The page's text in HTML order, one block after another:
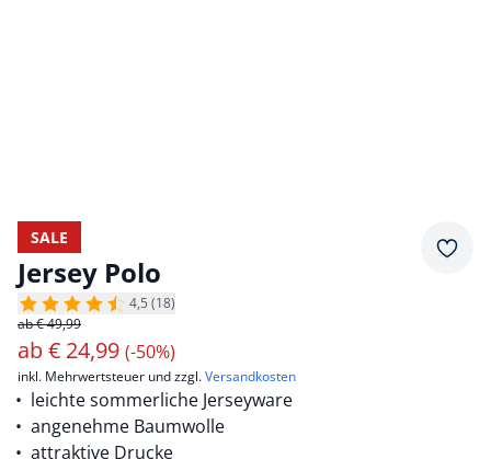
SALE
Jersey Polo
4,5 (18)
ab € 49,99
ab€ 24,99 (-50%)
inkl. Mehrwertsteuer und zzgl.Versandkosten
leichte sommerliche Jerseyware
angenehme Baumwolle
attraktive Drucke